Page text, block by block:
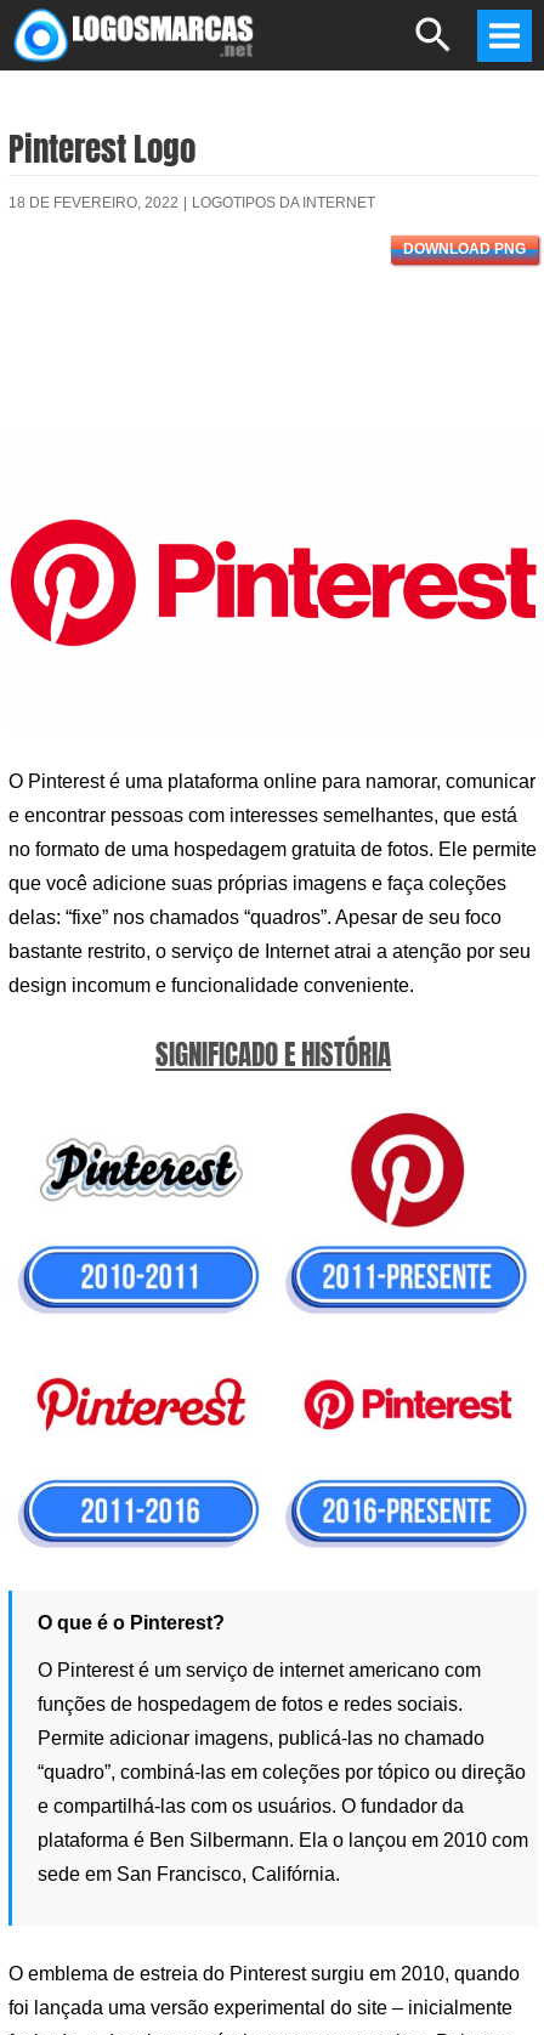
Skip
to
Search
Pinterest Logo
18 DE FEVEREIRO, 2022 LOGOTIPOS DA INTERNET
DOWNLOAD PNG
O Pinterest é uma plataforma online para namorar, comunicar
e encontrar pessoas com interesses semelhantes, que está
no formato de uma hospedagem gratuita de fotos. Ele permite
que você adicione suas próprias imagens e faça coleções
delas: “fixe” nos chamados “quadros”. Apesar de seu foco
bastante restrito, o serviço de Internet atrai a atenção por seu
design incomum e funcionalidade conveniente.
SIGNIFICADO E HISTÓRIA
O que é o Pinterest?
O Pinterest é um serviço de internet americano com
funções de hospedagem de fotos e redes sociais.
Permite adicionar imagens, publicá-las no chamado
“quadro”, combiná-las em coleções por tópico ou direção
e compartilhá-las com os usuários. O fundador da
plataforma é Ben Silbermann. Ela o lançou em 2010 com
sede em San Francisco, Califórnia.
O emblema de estreia do Pinterest surgiu em 2010, quando
foi lançada uma versão experimental do site – inicialmente